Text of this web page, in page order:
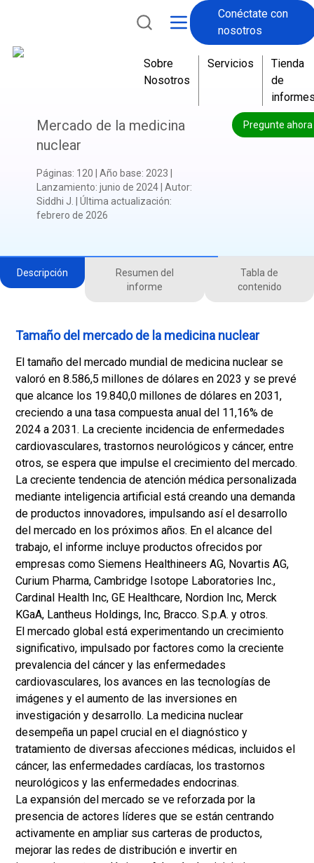
Conéctate con
nosotros
Sobre
Nosotros
Servicios
Tienda
de
Pregunte ahora
Mercado de la medicina
nuclear
Páginas: 120 Año base: 2023
Lanzamiento: junio de 2024| Autor:
Siddhi J.
Última actualización:
febrero de 2026
Descripción
Resumen del
informe
Tabla de
contenido
Tamaño del mercado de la medicina nuclear
El tamaño del mercado mundial de medicina nuclear se
valoró en 8.586,5 millones de dólares en 2023 y se prevé
que alcance los 19.840,0 millones de dólares en 2031,
creciendo a una tasa compuesta anual del 11,16% de
2024 a 2031. La creciente incidencia de enfermedades
cardiovasculares, trastornos neurológicos y cáncer, entre
otros, se espera que impulse el crecimiento del mercado.
La creciente tendencia de atención médica personalizada
mediante inteligencia artificial está creando una demanda
de productos innovadores, impulsando así el desarrollo
del mercado en los próximos años. En el alcance del
trabajo, el informe incluye productos ofrecidos por
empresas como Siemens Healthineers AG, Novartis AG,
Curium Pharma, Cambridge Isotope Laboratories Inc.,
Cardinal Health Inc, GE Healthcare, Nordion Inc, Merck
KGaA, Lantheus Holdings, Inc, Bracco. S.p.A. y otros.
El mercado global está experimentando un crecimiento
significativo, impulsado por factores como la creciente
prevalencia del cáncer y las enfermedades
cardiovasculares, los avances en las tecnologías de
imágenes y el aumento de las inversiones en
investigación y desarrollo. La medicina nuclear
desempeña un papel crucial en el diagnóstico y
tratamiento de diversas afecciones médicas, incluidos el
cáncer, las enfermedades cardíacas, los trastornos
neurológicos y las enfermedades endocrinas.
La expansión del mercado se ve reforzada por la
presencia de actores líderes que se están centrando
activamente en ampliar sus carteras de productos,
mejorar las redes de distribución e invertir en